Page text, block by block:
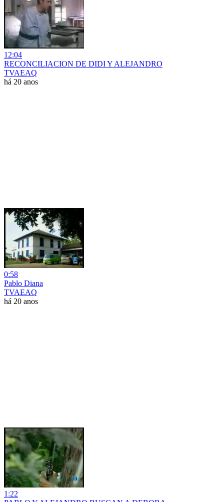
12:04
RECONCILIACION DE DIDI Y ALEJANDRO
TVAEAQ
há 20 anos
0:58
Pablo Diana
TVAEAQ
há 20 anos
1:22